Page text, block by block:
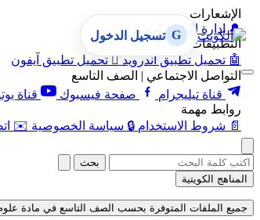
الإشعارات
🔔 إدارة الإشعارات
التطبيقات
🤖 تحميل تطبيق أندرويد  تحميل تطبيق آيفون
التواصل الاجتماعي | الصف التاسع
قناة تيليجرام
صفحة فيسبوك قناة
روابط مهمة
📄 شروط الاستخدام 🔒 سياسة الخصوصية ✉️
G تسجيل الدخول
بحث
المناهج الكويتية
جميع الملفات المتوفرة بحسب الصف التاسع في مادة علوم